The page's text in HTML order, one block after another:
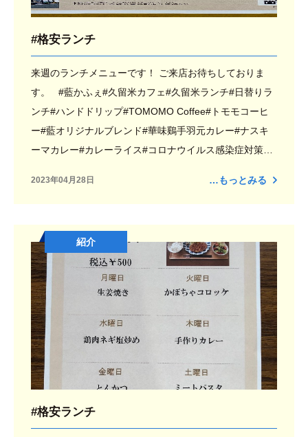
#格安ランチ
来週のランチメニューです！ ご来店お待ちしておりま
す。 #藍かふぇ#久留米カフェ#久留米ランチ#日替りラ
ンチ#ハンドドリップ#TOMOMO Coffee#トモモコーヒ
ー#藍オリジナルブレンド#華味鷄手羽元カレー#ナスキ
ーマカレー#カレーライス#コロナウイルス感染症対策#
#福祉#久留米福祉#福岡福祉#久留米医療#久留米就労支
援#久留米就労継続支援#久留米就労継続支援A型#就労継
続支援A型#就労支援#有限会社Taka.Co#Taka.Co#タカコ
ーポレーション#幸せな地域社会を創造する
2023年04月28日 …もっとみる
紹介
#格安ランチ